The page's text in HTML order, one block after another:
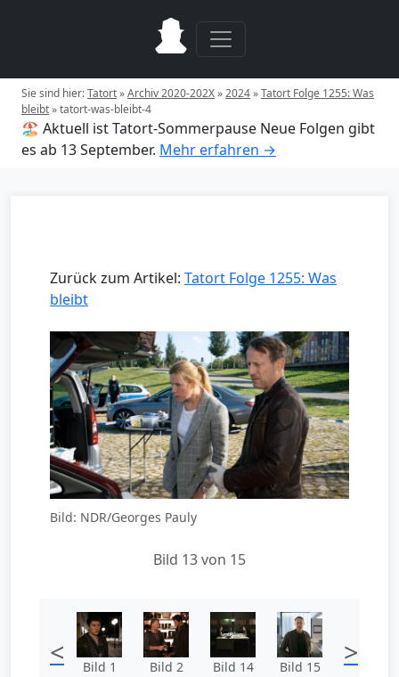
Sie sind hier:Tatort»Archiv 2020-202X»2024»Tatort Folge 1255: Was
bleibt»tatort-was-bleibt-4
🏖️ Aktuell ist Tatort-Sommerpause Neue Folgen gibt
es ab 13 September. Mehr erfahren →
Zurück zum Artikel: Tatort Folge 1255: Was
bleibt
Bild: NDR/Georges Pauly
Bild 13 von 15
< Bild 1 Bild 2 Bild 14 Bild 15 >